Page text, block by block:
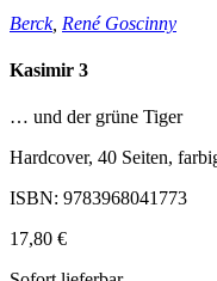
Berck, René Goscinny
Kasimir 3
… und der grüne Tiger
Hardcover, 40 Seiten,
ISBN: 9783968041773
17,80 €